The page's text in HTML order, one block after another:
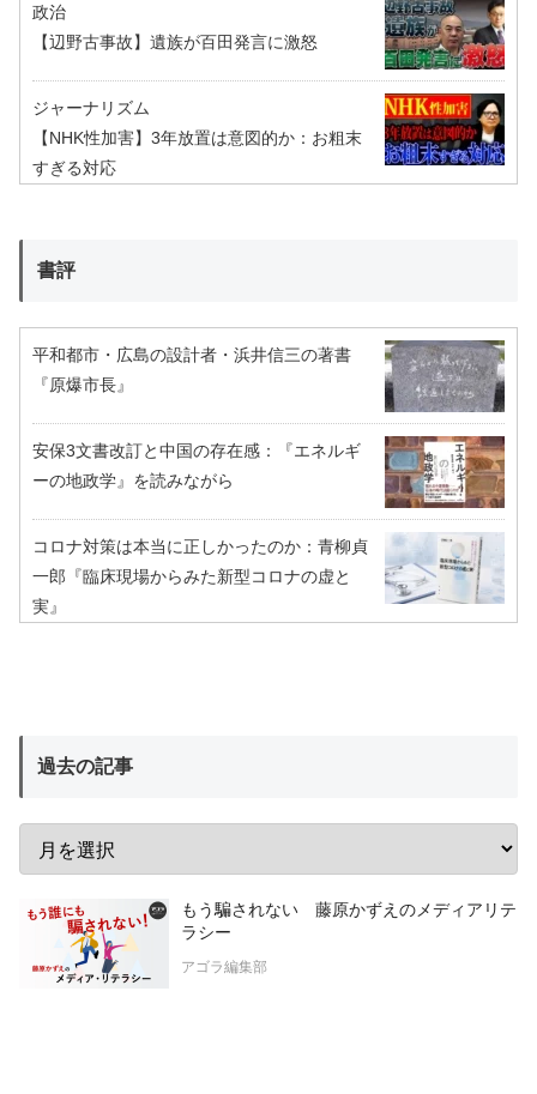
政治
【辺野古事故】遺族が百田発言に激怒
ジャーナリズム
【NHK性加害】3年放置は意図的か：お粗末
すぎる対応
書評
平和都市・広島の設計者・浜井信三の著書
『原爆市長』
安保3文書改訂と中国の存在感：『エネルギ
ーの地政学』を読みながら
コロナ対策は本当に正しかったのか：青柳貞
一郎『臨床現場からみた新型コロナの虚と
実』
過去の記事
もう騙されない 藤原かずえのメディアリテ
ラシー
アゴラ編集部